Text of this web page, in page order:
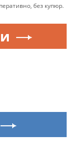
без купюр.